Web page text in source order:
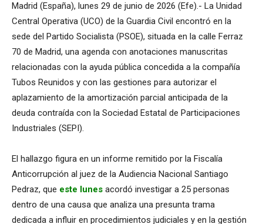
Madrid (España), lunes 29 de junio de 2026 (Efe).- La Unidad
Central Operativa (UCO) de la Guardia Civil encontró en la
sede del Partido Socialista (PSOE), situada en la calle Ferraz
70 de Madrid, una agenda con anotaciones manuscritas
relacionadas con la ayuda pública concedida a la compañía
Tubos Reunidos y con las gestiones para autorizar el
aplazamiento de la amortización parcial anticipada de la
deuda contraída con la Sociedad Estatal de Participaciones
Industriales (SEPI).
El hallazgo figura en un informe remitido por la Fiscalía
Anticorrupción al juez de la Audiencia Nacional Santiago
Pedraz, que este lunes acordó investigar a 25 personas
dentro de una causa que analiza una presunta trama
dedicada a influir en procedimientos judiciales y en la gestión